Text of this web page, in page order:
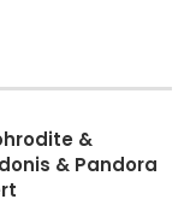
&
& Pandora